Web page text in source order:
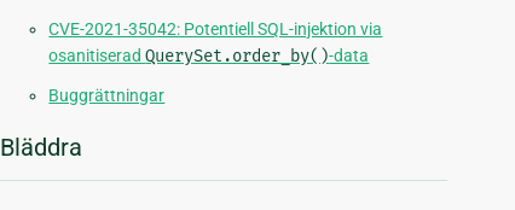
CVE-2021-35042: Potentiell SQL-injektion via
osanitiseradQuerySet.order_by()-data
Buggrättningar
Bläddra